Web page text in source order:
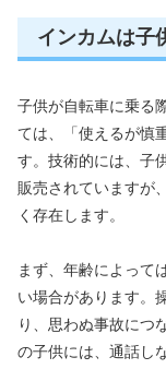
インカムは子
子供が自転車に乗る
ては、「使えるが慎
す。技術的には、子
販売されていますが
く存在します。
まず、年齢によって
い場合があります。
り、思わぬ事故につ
の子供には、通話し